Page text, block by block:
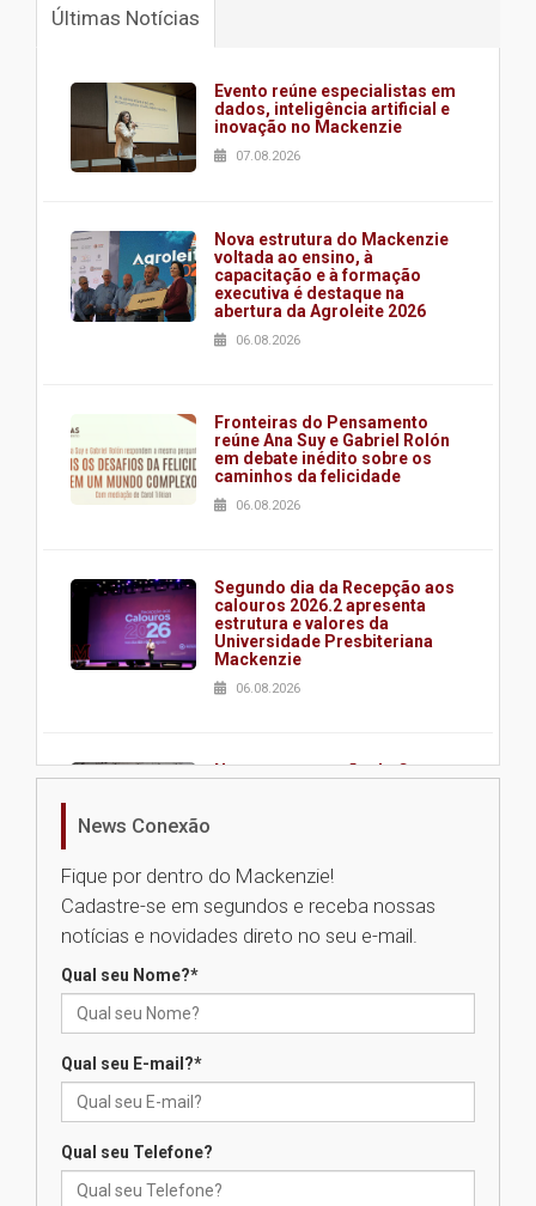
Últimas Notícias
Evento reúne especialistas em
dados, inteligência artificial e
inovação no Mackenzie
07.08.2026
Nova estrutura do Mackenzie
voltada ao ensino, à
capacitação e à formação
executiva é destaque na
abertura da Agroleite 2026
06.08.2026
Fronteiras do Pensamento
reúne Ana Suy e Gabriel Rolón
em debate inédito sobre os
caminhos da felicidade
06.08.2026
Segundo dia da Recepção aos
calouros 2026.2 apresenta
estrutura e valores da
Universidade Presbiteriana
Mackenzie
06.08.2026
Nova apresentação do Centro
Universidade Mackenzie
realizará nova edição da Feira
das novas tecnologias em
News Conexão
Fique por dentro do Mackenzie!
Cadastre-se em segundos e receba nossas
notícias e novidades direto no seu e-mail.
Qual seu Nome?*
Qual seu E-mail?*
Qual seu Telefone?